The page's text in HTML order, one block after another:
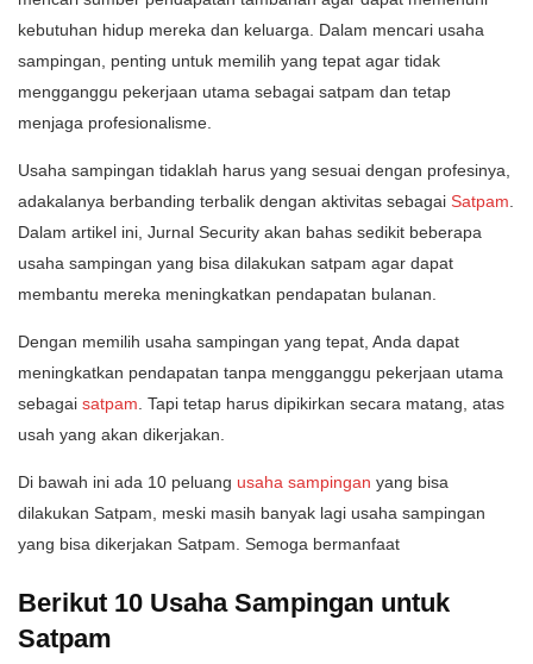
kebutuhan hidup mereka dan keluarga. Dalam mencari usaha
sampingan, penting untuk memilih yang tepat agar tidak
mengganggu pekerjaan utama sebagai satpam dan tetap
menjaga profesionalisme.
Usaha sampingan tidaklah harus yang sesuai dengan profesinya,
adakalanya berbanding terbalik dengan aktivitas sebagai Satpam.
Dalam artikel ini, Jurnal Security akan bahas sedikit beberapa
usaha sampingan yang bisa dilakukan satpam agar dapat
membantu mereka meningkatkan pendapatan bulanan.
Dengan memilih usaha sampingan yang tepat, Anda dapat
meningkatkan pendapatan tanpa mengganggu pekerjaan utama
sebagai satpam. Tapi tetap harus dipikirkan secara matang, atas
usah yang akan dikerjakan.
Di bawah ini ada 10 peluang usaha sampingan yang bisa
dilakukan Satpam, meski masih banyak lagi usaha sampingan
yang bisa dikerjakan Satpam. Semoga bermanfaat
Berikut 10 Usaha Sampingan untuk
Satpam